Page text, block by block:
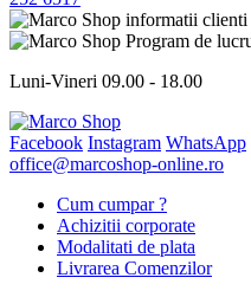
Luni-Vineri 09.00 - 18.00
Facebook Instagram WhatsApp
office@marcoshop-online.ro
Cum cumpar ?
Achizitii corporate
Modalitati de plata
Livrarea Comenzilor